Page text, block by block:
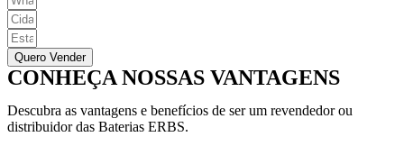
Quero Vender
CONHEÇA NOSSAS VANTAGENS
Descubra as vantagens e benefícios de ser um revendedor ou
distribuidor das Baterias ERBS.